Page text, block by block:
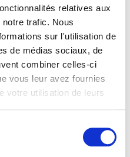
relatives aux
trafic. Nous
sur l'utilisation de
de médias sociaux, de
combiner celles-ci
vous leur avez fournies
votre utilisation de leurs